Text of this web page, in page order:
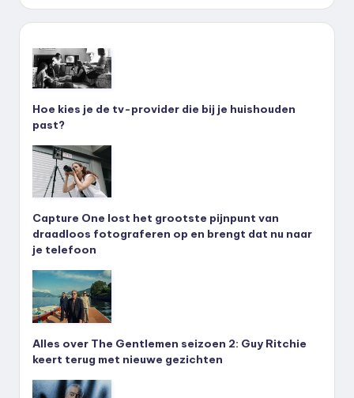
Hoe kies je de tv-provider die bij je huishouden
past?
Capture One lost het grootste pijnpunt van
draadloos fotograferen op en brengt dat nu naar
je telefoon
Alles over The Gentlemen seizoen 2: Guy Ritchie
keert terug met nieuwe gezichten